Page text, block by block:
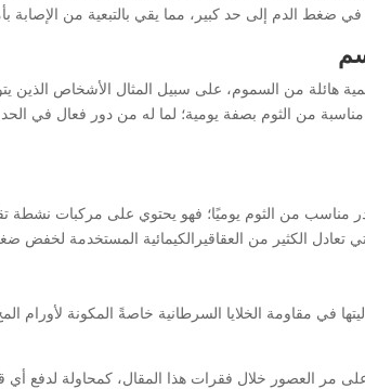
ضغط الدم إلى حد كبير، مما يقي بالتبعية من الإصابة
هائلة من السموم، على سبيل المثال الأشخاص الذين
من الثوم بصفة يومية؛ لما له من دور فعال في
مناسب من الثوم يوميًا؛ فهو يحتوي على مركبات نشطة
تعادل الكثير من العقاقيرالكيمائية المستخدمة لخفض
في مقاومة الخلايا السرطانية خاصةً المكونة لأورام
على مر العصور خلال فقرات هذا المقال، كمحاولة لدفع